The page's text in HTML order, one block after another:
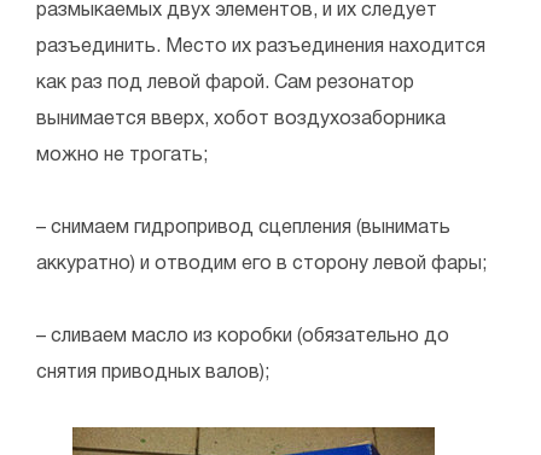
размыкаемых двух элементов, и их следует
разъединить. Место их разъединения находится
как раз под левой фарой. Сам резонатор
вынимается вверх, хобот воздухозаборника
можно не трогать;
– снимаем гидропривод сцепления (вынимать
аккуратно) и отводим его в сторону левой фары;
– сливаем масло из коробки (обязательно до
снятия приводных валов);